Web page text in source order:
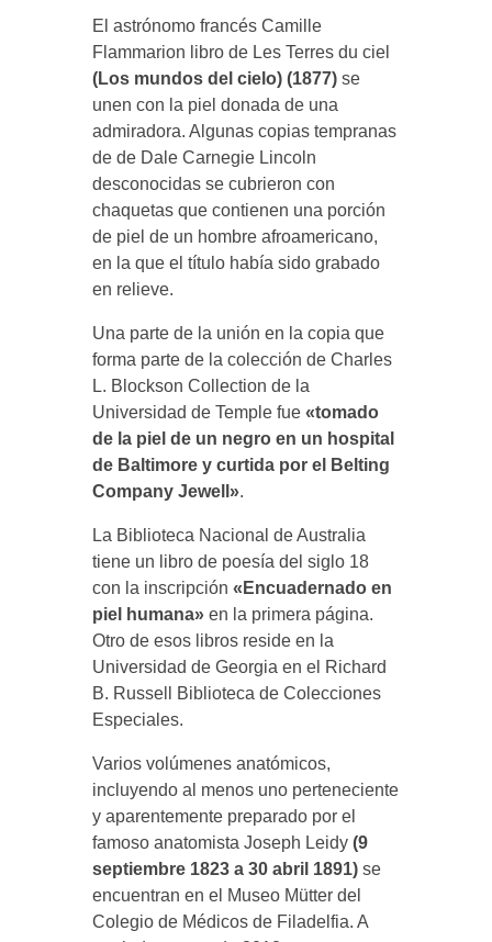
El astrónomo francés Camille
Flammarion libro de Les Terres du ciel
(Los mundos del cielo) (1877) se
unen con la piel donada de una
admiradora. Algunas copias tempranas
de de Dale Carnegie Lincoln
desconocidas se cubrieron con
chaquetas que contienen una porción
de piel de un hombre afroamericano,
en la que el título había sido grabado
en relieve.
Una parte de la unión en la copia que
forma parte de la colección de Charles
L. Blockson Collection de la
Universidad de Temple fue «tomado
de la piel de un negro en un hospital
de Baltimore y curtida por el Belting
Company Jewell».
La Biblioteca Nacional de Australia
tiene un libro de poesía del siglo 18
con la inscripción «Encuadernado en
piel humana» en la primera página.
Otro de esos libros reside en la
Universidad de Georgia en el Richard
B. Russell Biblioteca de Colecciones
Especiales.
Varios volúmenes anatómicos,
incluyendo al menos uno perteneciente
y aparentemente preparado por el
famoso anatomista Joseph Leidy (9
septiembre 1823 a 30 abril 1891) se
encuentran en el Museo Mütter del
Colegio de Médicos de Filadelfia. A